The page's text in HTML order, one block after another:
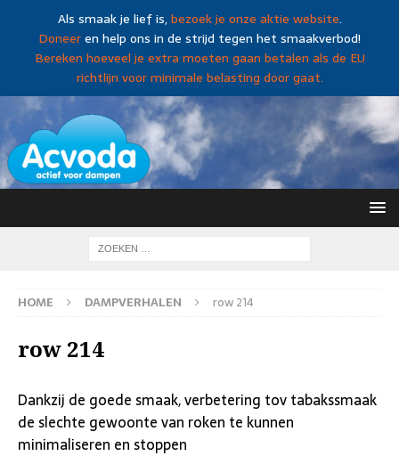
Als smaak je lief is,bezoek je onze aktie website.
Doneeren help ons in de strijd tegen het smaakverbod!
Bereken hoeveel je extra moeten gaan betalen als de EU
richtlijn voor minimale belasting door gaat.
HOME DAMPVERHALEN row 214
row 214
Dankzij de goede smaak, verbetering tov tabakssmaak
de slechte gewoonte van roken te kunnen
minimaliseren en stoppen